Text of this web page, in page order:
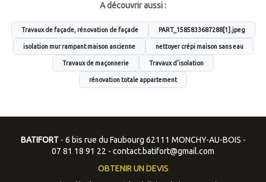
A découvrir aussi :
Travaux de façade, rénovation de façade PART_1585833687288[1].jpeg
isolation mur rampant maison ancienne nettoyer crépi maison sans eau
Travaux de maçonnerie Travaux d'isolation
rénovation totale appartement
BATIFORT- 6 bis rue du Faubourg 62111 MONCHY-AU-BOIS -
07 81 18 91 22 - contact.batifort@gmail.com
OBTENIR UN DEVIS